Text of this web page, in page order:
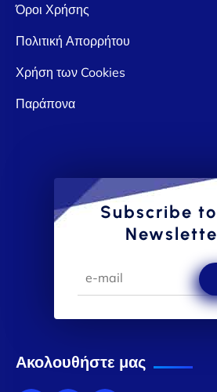
Όροι Χρήσης
Πολιτική Απορρήτου
Χρήση των Cookies
Παράπονα
Subscribe
Ακολουθήστε μας